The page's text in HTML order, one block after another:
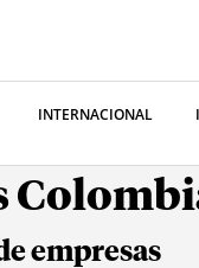
INTERNACIONAL
empresas